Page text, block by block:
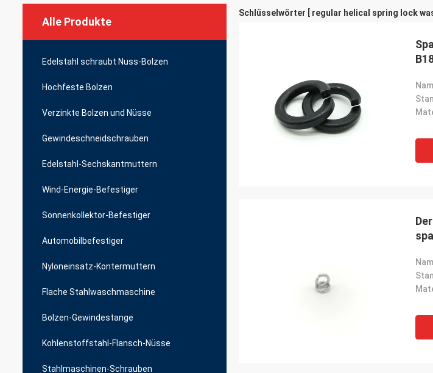
Alle Produkte
Edelstahl schraubt Nuss-Bolzen
Hochfeste Bolzen
Verzinkte Bolzen und Nüsse
Gewindeschneidschrauben
Edelstahl-Sechskantmuttern
Wind-Energie-Befestiger
Sonnenkollektor-Befestiger
Automobilbefestiger
Nyloneinsatz-Kontermuttern
Flache Stahlwaschmaschine
Bolzen-Gewindestange
Kohlenstoffstahl-Flansch-Nüsse
Stahlmaschinen-Schrauben
Schlüsselwörter [ regular helical spring lock